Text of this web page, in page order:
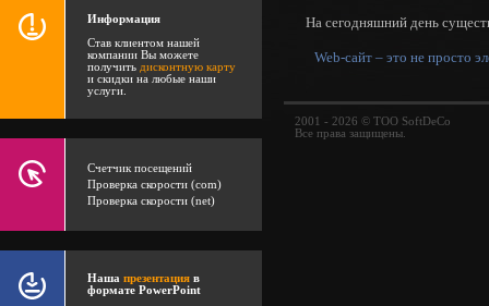
Информация
Став клиентом нашей
компании Вы можете
получить дисконтную карту
и скидки на любые наши
услуги.
Счетчик посещений
Проверка скорости (com)
Проверка скорости (net)
Наша презентация в
формате PowerPoint
На сегодняшний день
Web-сайт – это не просто
2001 - 2026 © ТОО SoftDeCo
Все права защищены.